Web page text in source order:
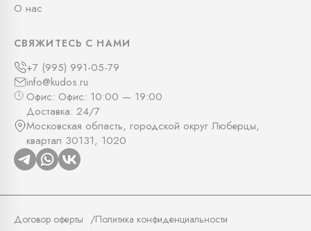
О нас
СВЯЖИТЕСЬ С НАМИ
+7 (995) 991-05-79
info@kudos.ru
Офис: Офис: 10:00 — 19:00
Доставка: 24/7
Московская область, городской округ Люберцы,
квартал 30131, 1020
Договор оферты Политика конфиденциальности